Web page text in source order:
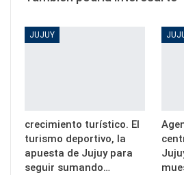
JUJUY
crecimiento turístico. El
turismo deportivo, la
apuesta de Jujuy para
seguir sumando…